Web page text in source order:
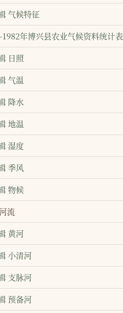
气候特征
1982年博兴县农业气候资料统计表
日照
气温
降水
地温
湿度
季风
物候
流
黄河
小清河
支脉河
预备河